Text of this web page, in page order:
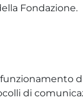
Fondazione.
di